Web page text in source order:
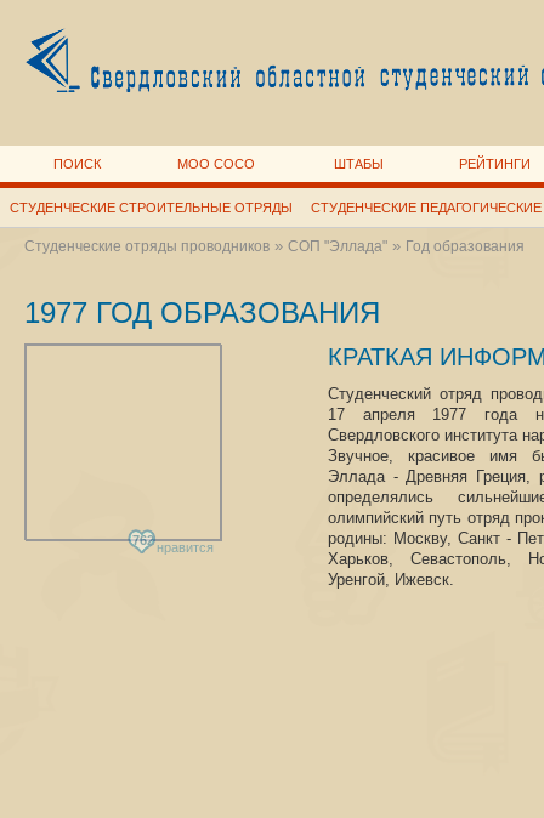
ПОИСК МОО СОСО ШТАБЫ РЕЙТИНГИ
СТУДЕНЧЕСКИЕ СТРОИТЕЛЬНЫЕ ОТРЯДЫ СТУДЕНЧЕСКИЕ
Студенческие отряды проводников» СОП "Эллада"» Год образования
1977 ГОД ОБРАЗОВАНИЯ
762 нравится
КРАТКАЯ
Студенческий отряд
17 апреля 1977 года
Свердловского института
Звучное, красивое имя
Эллада - Древняя Греция,
определялись
олимпийский путь отряд
родины: Москву, Санкт -
Харьков, Севастополь,
Уренгой, Ижевск.